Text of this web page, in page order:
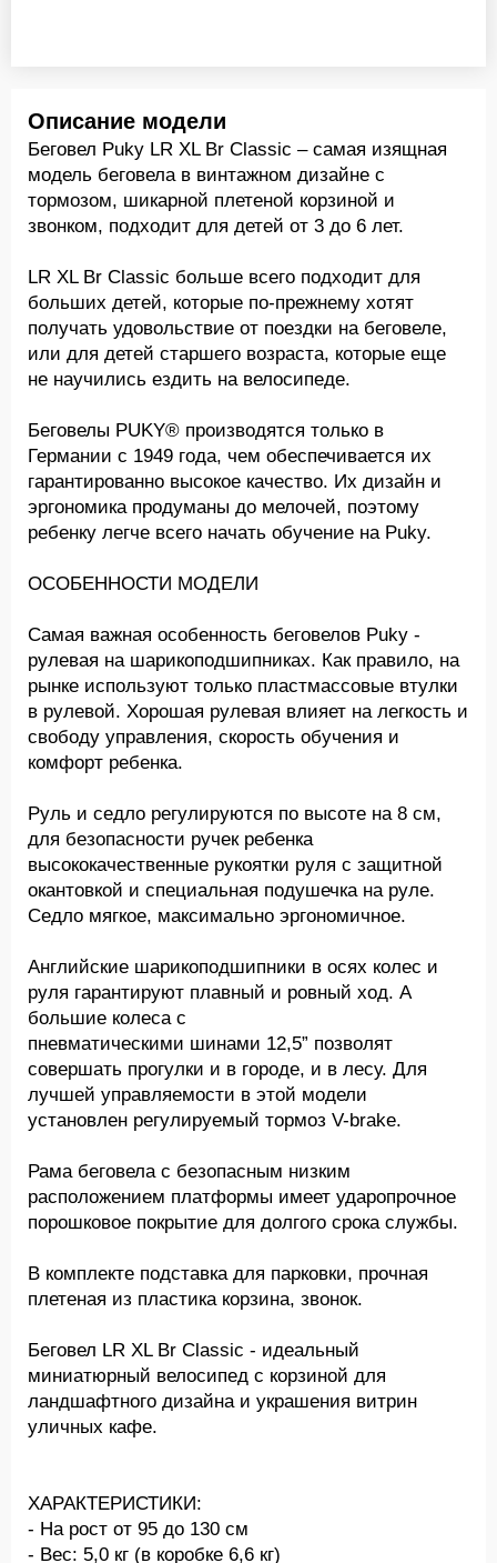
Описание модели
Беговел Puky LR XL Br Classic – самая изящная
модель беговела в винтажном дизайне с
тормозом, шикарной плетеной корзиной и
звонком, подходит для детей от 3 до 6 лет.
LR XL Br Classic больше всего подходит для
больших детей, которые по-прежнему хотят
получать удовольствие от поездки на беговеле,
или для детей старшего возраста, которые еще
не научились ездить на велосипеде.
Беговелы PUKY® производятся только в
Германии с 1949 года, чем обеспечивается их
гарантированно высокое качество. Их дизайн и
эргономика продуманы до мелочей, поэтому
ребенку легче всего начать обучение на Puky.
ОСОБЕННОСТИ МОДЕЛИ
Самая важная особенность беговелов Puky -
рулевая на шарикоподшипниках. Как правило, на
рынке используют только пластмассовые втулки
в рулевой. Хорошая рулевая влияет на легкость и
свободу управления, скорость обучения и
комфорт ребенка.
Руль и седло регулируются по высоте на 8 см,
для безопасности ручек ребенка
высококачественные рукоятки руля с защитной
окантовкой и специальная подушечка на руле.
Седло мягкое, максимально эргономичное.
Английские шарикоподшипники в осях колес и
руля гарантируют плавный и ровный ход. А
большие колеса с
пневматическими шинами 12,5” позволят
совершать прогулки и в городе, и в лесу. Для
лучшей управляемости в этой модели
установлен регулируемый тормоз V-brake.
Рама беговела с безопасным низким
расположением платформы имеет ударопрочное
порошковое покрытие для долгого срока службы.
В комплекте подставка для парковки, прочная
плетеная из пластика корзина, звонок.
Беговел LR XL Br Classic - идеальный
миниатюрный велосипед с корзиной для
ландшафтного дизайна и украшения витрин
уличных кафе.
ХАРАКТЕРИСТИКИ:
- На рост от 95 до 130 см
- Вес: 5,0 кг (в коробке 6,6 кг)